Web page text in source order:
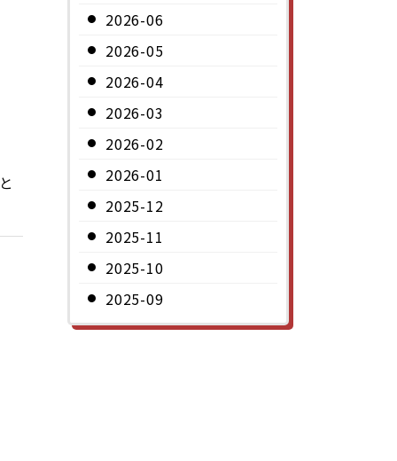
2026-06
2026-05
2026-04
2026-03
2026-02
2026-01
2025-12
2025-11
2025-10
2025-09